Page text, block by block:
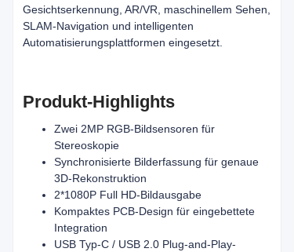
Gesichtserkennung, AR/VR, maschinellem Sehen,
SLAM-Navigation und intelligenten
Automatisierungsplattformen eingesetzt.
Produkt-Highlights
Zwei 2MP RGB-Bildsensoren für
Stereoskopie
Synchronisierte Bilderfassung für genaue
3D-Rekonstruktion
2*1080P Full HD-Bildausgabe
Kompaktes PCB-Design für eingebettete
Integration
USB Typ-C / USB 2.0 Plug-and-Play-